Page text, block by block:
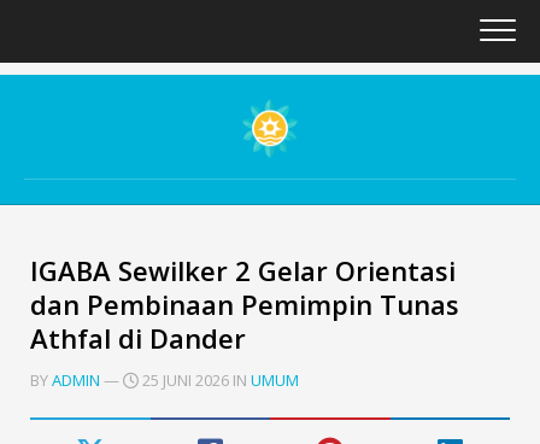
content
IGABA Sewilker 2 Gelar Orientasi
dan Pembinaan Pemimpin Tunas
Athfal di Dander
BYADMIN — 25 JUNI 2026 IN UMUM